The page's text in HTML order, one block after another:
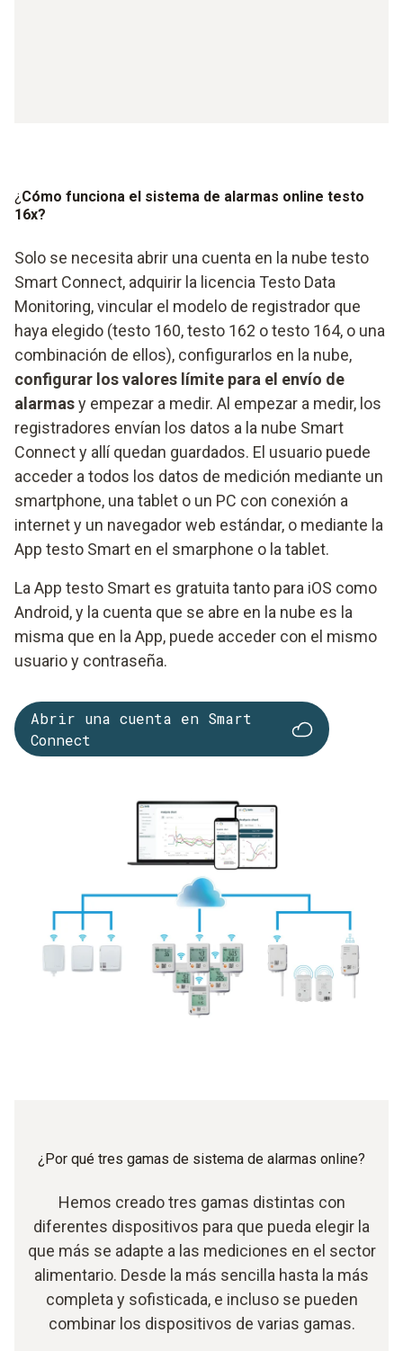
¿ Cómo funciona el sistema de alarmas online testo
16x?
Solo se necesita abrir una cuenta en la nube testo
Smart Connect, adquirir la licencia Testo Data
Monitoring, vincular el modelo de registrador que
haya elegido (testo 160, testo 162 o testo 164, o una
combinación de ellos), configurarlos en la nube,
configurar los valores límite para el envío de
alarmasy empezar a medir. Al empezar a medir, los
registradores envían los datos a la nube Smart
Connect y allí quedan guardados. El usuario puede
acceder a todos los datos de medición mediante un
smartphone, una tablet o un PC con conexión a
internet y un navegador web estándar, o mediante la
App testo Smart en el smarphone o la tablet.
La App testo Smart es gratuita tanto para iOS como
Android, y la cuenta que se abre en la nube es la
misma que en la App, puede acceder con el mismo
usuario y contraseña.
Abrir una cuenta en Smart
Connect
¿Por qué tres gamas de sistema de alarmas online?
Hemos creado tres gamas distintas con
diferentes dispositivos para que pueda elegir la
que más se adapte a las mediciones en el sector
alimentario. Desde la más sencilla hasta la más
completa y sofisticada, e incluso se pueden
combinar los dispositivos de varias gamas.